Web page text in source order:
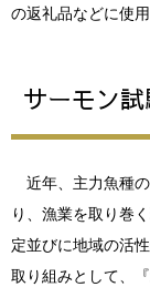
の返礼品などに使用
サーモン
近年、主力魚種の
り、漁業を取り巻
定並びに地域の活
取り組みとして、